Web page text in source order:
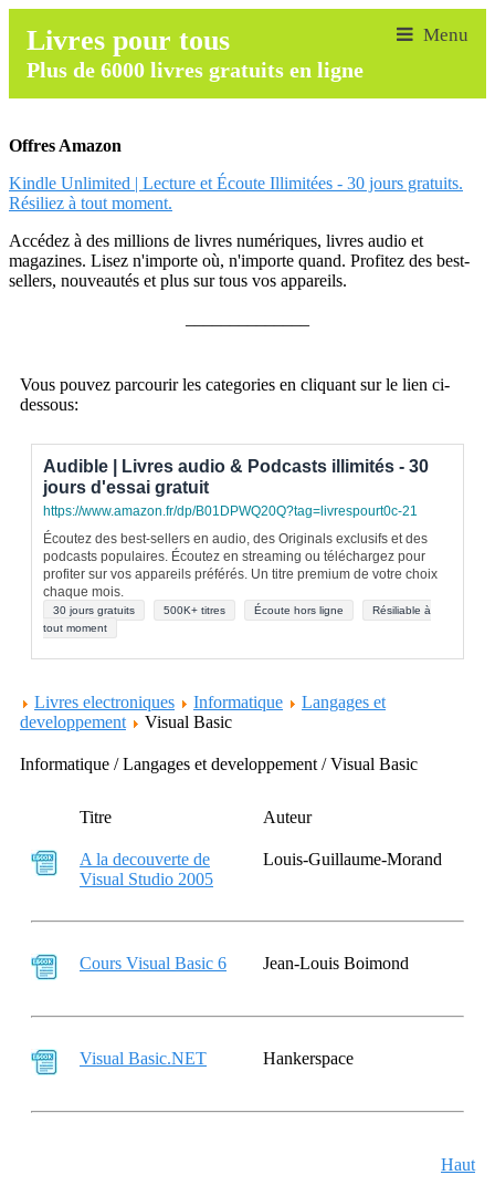
Livres pour tous
Plus de 6000 livres gratuits en ligne
Offres Amazon
Kindle Unlimited | Lecture et Écoute Illimitées - 30 jours gratuits.
Résiliez à tout moment.
Accédez à des millions de livres numériques, livres audio et
magazines. Lisez n'importe où, n'importe quand. Profitez des best-
sellers, nouveautés et plus sur tous vos appareils.
Vous pouvez parcourir les categories en cliquant sur le lien ci-
dessous:
Audible | Livres audio & Podcasts illimités - 30
jours d'essai gratuit
https://www.amazon.fr/dp/B01DPWQ20Q?tag=livrespourt0c-21
Écoutez des best-sellers en audio, des Originals exclusifs et des
podcasts populaires. Écoutez en streaming ou téléchargez pour
profiter sur vos appareils préférés. Un titre premium de votre choix
chaque mois.
30 jours gratuits 500K+ titres Écoute hors ligne
Résiliable à
tout moment
Livres electroniques Informatique
Langages et
developpement
Visual Basic
Informatique / Langages et developpement / Visual Basic
Titre Auteur
A la decouverte de
Visual Studio 2005
Louis-Guillaume-Morand
Cours Visual Basic 6 Jean-Louis Boimond
Visual Basic.NET Hankerspace
Haut